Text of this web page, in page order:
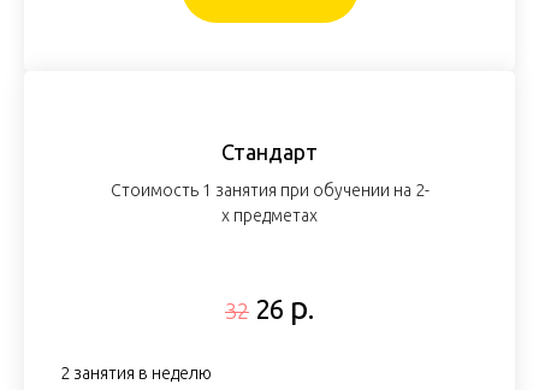
Стандарт
Стоимость 1 занятия при обучении на 2-
х предметах
32 26 р.
2 занятия в неделю